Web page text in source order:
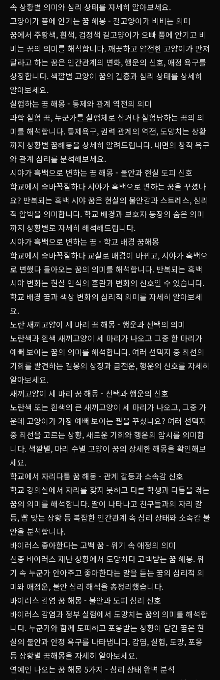
속 상황별 의미와 심리 상태를 자세히 알아보세요.
고양이가 품에 안기는 꿈 해몽 - 길고양이가 비비는 의미
꿈에서 주황색, 흰색, 검정색 길고양이가 오빠 품에 안기고 비
비는 꿈의 의미를 해석합니다. 깨끗하고 얌전한 고양이가 만져
달라고 하는 꿈은 인간관계의 변화, 행운의 신호, 애정 욕구를
상징합니다. 색깔별 고양이 꿈의 길흉과 심리 상태를 상세히
알아보세요.
실험하는 꿈 해몽 - 통제와 관계 역전의 의미
과학 실험 꿈, 누군가를 실험체로 삼거나 실험당하는 꿈의 의
미를 해석합니다. 통제욕구, 권력 관계의 역전, 도망치는 상황
까지 상황별 꿈해몽을 상세히 알려드립니다. 내면의 창작 욕구
와 관계 심리를 분석해보세요.
시야가 흑백으로 변하는 꿈 해몽 - 불안과 현실 도피 신호
학교에서 숨바꼭질하다 시야가 흑백으로 변하는 꿈을 꾸셨나
요? 반복되는 흑백 시야 꿈은 현실의 불안감과 스트레스, 심리
적 압박을 의미합니다. 학교 배경과 보호자 등장의 숨은 의미
까지 상황별로 자세히 해석해드립니다.
시야가 흑백으로 변하는 꿈 - 학교 배경 꿈해몽
학교에서 숨바꼭질하다 교실로 배경이 바뀌고, 시야가 흑백으
로 변했다 돌아오는 꿈의 의미를 해석합니다. 반복되는 흑백
시야 변화는 현실 인식의 혼란과 변화의 신호일 수 있습니다.
학교 배경 꿈과 색상 변화의 심리적 의미를 자세히 알아보세
요.
노란 새끼고양이 세 마리 꿈 해몽 - 행운과 선택의 의미
노란색과 흰색 새끼고양이 세 마리가 나오고 그중 한 마리가
예뻐 보이는 꿈의 의미를 해석합니다. 여러 선택지 중 최선의
기회를 발견하는 길몽의 상징과 금전운, 행운의 신호를 자세히
알아보세요.
새끼고양이 세 마리 꿈 해몽 - 선택과 행운의 신호
노란색 또는 흰색의 큰 새끼고양이 세 마리가 나오고, 그중 가
운데 고양이가 가장 예뻐 보이는 꿤을 꾸셨나요? 여러 선택지
중 최선을 고르는 상황, 새로운 기회와 행운의 암시를 의미합
니다. 색깔별, 마리 수별 고양이 꿈의 상세한 해몽을 확인해보
세요.
학교에서 자리다툼 꿈 해몽 - 관계 갈등과 소속감 신호
학교 강의실에서 자리를 찾지 못하고 다른 학생과 다툼을 겪는
꿈의 의미를 해석합니다. 딸이 나타나고 친구들과의 자리 갈
등, 뺨 맞는 상황 등 복잡한 인간관계 속 심리 상태와 소속감 불
안을 분석합니다.
바이러스 좋아한다는 고백 꿈 - 위기 속 애정의 의미
신종 바이러스 재난 상황에서 도망치다 고백받는 꿈 해몽. 위
기 속 누군가 안아주고 좋아한다는 말을 듣는 꿈의 심리적 의
미와 애정운, 불안 심리 해석을 총정리했습니다.
바이러스 감염 꿈 해몽 - 불안과 도피 심리 신호
바이러스 감염과 정부 실험에서 도망치는 꿈의 의미를 해석합
니다. 누군가와 함께 도피하고 포옹받는 상황이 담긴 꿈은 현
실의 불안과 안정 욕구를 나타냅니다. 감염, 실험, 도망, 포옹
등 상황별 꿈해몽을 자세히 알아보세요.
연예인 나오는 꿈 해몽 5가지 - 심리 상태 완벽 분석